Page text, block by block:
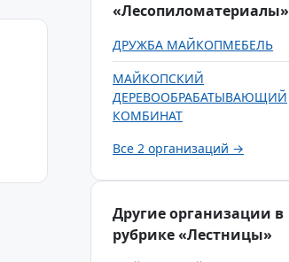
«Лесопиломатериалы»
ДРУЖБА МАЙКОПМЕБЕЛЬ
МАЙКОПСКИЙ
ДЕРЕВООБРАБАТЫВАЮЩИЙ
КОМБИНАТ
Все 2 организаций →
Другие организации в
рубрике «Лестницы»